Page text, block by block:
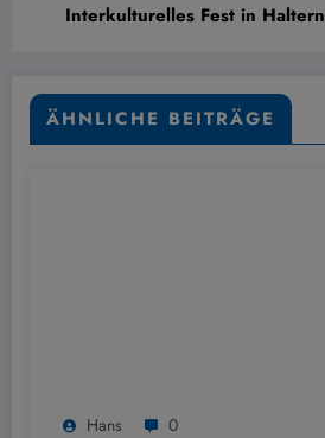
Interkulturelles Fest in Haltern
ÄHNLICHE BEITRÄGE
Hans 0